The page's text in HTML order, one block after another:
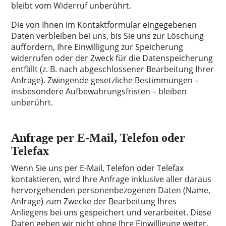
bleibt vom Widerruf unberührt.
Die von Ihnen im Kontaktformular eingegebenen
Daten verbleiben bei uns, bis Sie uns zur Löschung
auffordern, Ihre Einwilligung zur Speicherung
widerrufen oder der Zweck für die Datenspeicherung
entfällt (z. B. nach abgeschlossener Bearbeitung Ihrer
Anfrage). Zwingende gesetzliche Bestimmungen –
insbesondere Aufbewahrungsfristen – bleiben
unberührt.
Anfrage per E-Mail, Telefon oder
Telefax
Wenn Sie uns per E-Mail, Telefon oder Telefax
kontaktieren, wird Ihre Anfrage inklusive aller daraus
hervorgehenden personenbezogenen Daten (Name,
Anfrage) zum Zwecke der Bearbeitung Ihres
Anliegens bei uns gespeichert und verarbeitet. Diese
Daten geben wir nicht ohne Ihre Einwilligung weiter.